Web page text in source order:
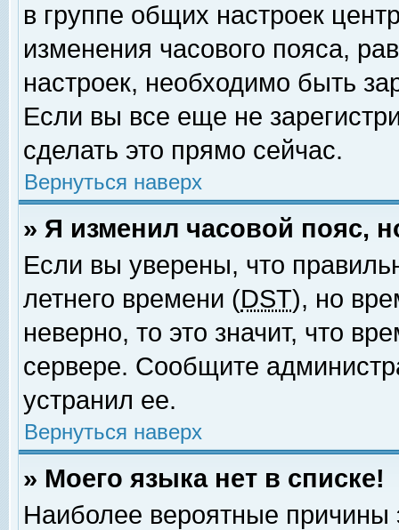
в группе общих настроек
изменения часового пояса,
настроек, необходимо быть
Если вы все еще не
сделать это прямо сейчас.
Вернуться наверх
» Я изменил часовой пояс,
Если вы уверены, что
летнего времени (DST), но
неверно, то это значит, что
сервере. Сообщите
устранил ее.
Вернуться наверх
» Моего языка нет в списке!
Наиболее вероятные причины